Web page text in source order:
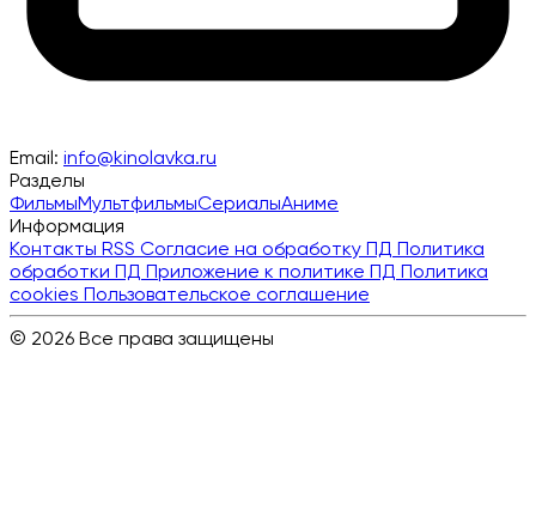
Email: info@kinolavka.ru
Разделы
ФильмыМультфильмыСериалыАниме
Информация
Контакты RSS Согласие на обработку ПД Политика
обработки ПД Приложение к политике ПД Политика
cookies Пользовательское соглашение
© 2026 Все права защищены